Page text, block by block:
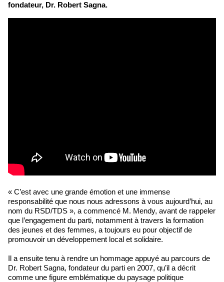
fondateur, Dr. Robert Sagna.
« C’est avec une grande émotion et une immense
responsabilité que nous nous adressons à vous aujourd’hui, au
nom du RSD/TDS », a commencé M. Mendy, avant de rappeler
que l’engagement du parti, notamment à travers la formation
des jeunes et des femmes, a toujours eu pour objectif de
promouvoir un développement local et solidaire.
Il a ensuite tenu à rendre un hommage appuyé au parcours de
Dr. Robert Sagna, fondateur du parti en 2007, qu’il a décrit
comme une figure emblématique du paysage politique